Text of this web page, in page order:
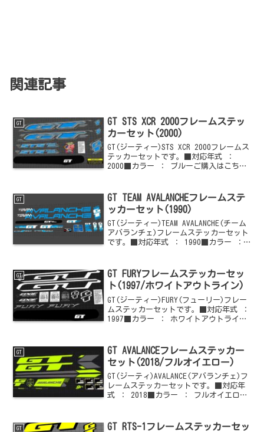
関連記事
GT
GT STS XCR 2000フレームステッ
カーセット(2000)
GT(ジーティー)STS XCR 2000フレームス
テッカーセットです。■対応年式 ：
2000■カラー ： ブルーご購入はこちら
GT
GT TEAM AVALANCHEフレームステ
ッカーセット(1990)
GT(ジーティー)TEAM AVALANCHE(チーム
アバランチェ)フレームステッカーセット
です。■対応年式 ： 1990■カラー ：
らからどうぞ
GT
GT FURYフレームステッカーセッ
ト(1997/ホワイトアウトライン)
GT(ジーティー)FURY(フューリー)フレー
ムステッカーセットです。■対応年式 ：
1997■カラー ： ホワイトアウトライン
GT
GT AVALANCEフレームステッカー
セット(2018/フルオイエロー)
GT(ジーティ)AVALANCE(アバランチェ)フ
レームステッカーセットです。■対応年
式 ： 2018■カラー ： フルオイエロー
GT
GT RTS-1フレームステッカーセッ